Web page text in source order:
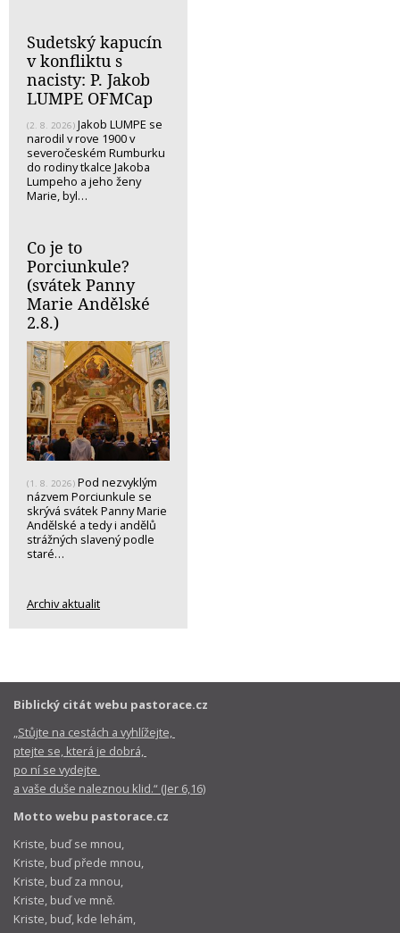
Sudetský kapucín
v konfliktu s
nacisty: P. Jakob
LUMPE OFMCap
(2. 8. 2026) Jakob LUMPE se
narodil v rove 1900 v
severočeském Rumburku
do rodiny tkalce Jakoba
Lumpeho a jeho ženy
Marie, byl…
Co je to
Porciunkule?
(svátek Panny
Marie Andělské
2.8.)
(1. 8. 2026) Pod nezvyklým
názvem Porciunkule se
skrývá svátek Panny Marie
Andělské a tedy i andělů
strážných slavený podle
staré…
Archiv aktualit
Biblický citát webu pastorace.cz
„Stůjte na cestách a vyhlížejte,
ptejte se, která je dobrá,
po ní se vydejte
a vaše duše naleznou klid.“ (Jer 6,16)
Motto webu pastorace.cz
Kriste, buď se mnou,
Kriste, buď přede mnou,
Kriste, buď za mnou,
Kriste, buď ve mně.
Kriste, buď, kde lehám,